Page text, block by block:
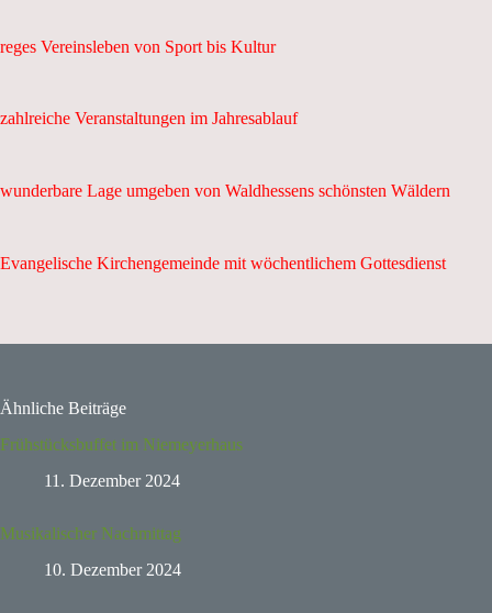
reges Vereinsleben von Sport bis Kultur
zahlreiche Veranstaltungen im Jahresablauf
wunderbare Lage umgeben von Waldhessens schönsten Wäldern
Evangelische Kirchengemeinde mit wöchentlichem Gottesdienst
Ähnliche Beiträge
Frühstücksbuffet im Niemeyerhaus
11. Dezember 2024
Musikalischer Nachmittag
10. Dezember 2024